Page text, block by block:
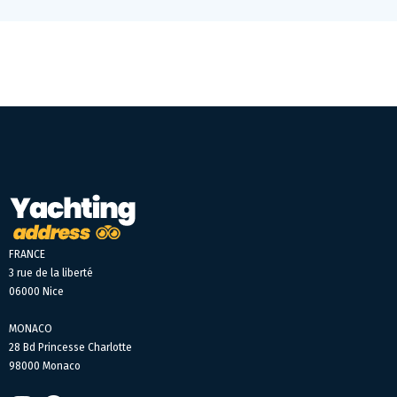
FRANCE
3 rue de la liberté
06000 Nice
MONACO
28 Bd Princesse Charlotte
98000 Monaco